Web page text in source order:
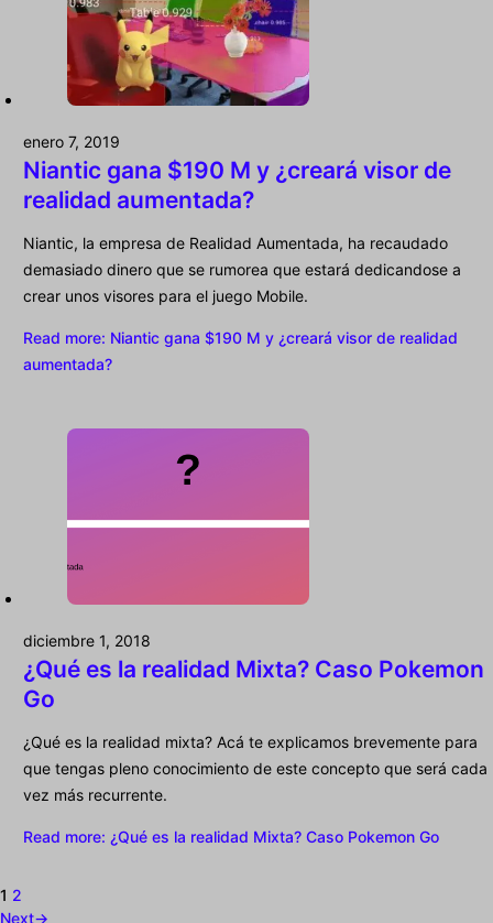
enero 7, 2019
Niantic gana $190 M y ¿creará visor de
realidad aumentada?
Niantic, la empresa de Realidad Aumentada, ha recaudado
demasiado dinero que se rumorea que estará dedicandose a
crear unos visores para el juego Mobile.
Read more: Niantic gana $190 M y ¿creará visor de realidad
aumentada?
diciembre 1, 2018
¿Qué es la realidad Mixta? Caso Pokemon
Go
¿Qué es la realidad mixta? Acá te explicamos brevemente para
que tengas pleno conocimiento de este concepto que será cada
vez más recurrente.
Read more: ¿Qué es la realidad Mixta? Caso Pokemon Go
1 2
Next→